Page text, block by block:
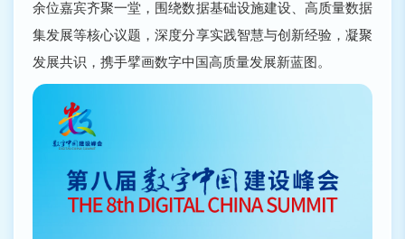
余位嘉宾齐聚一堂，围绕数据基础设施建设、高质量数据
集发展等核心议题，深度分享实践智慧与创新经验，凝聚
发展共识，携手擘画数字中国高质量发展新蓝图。